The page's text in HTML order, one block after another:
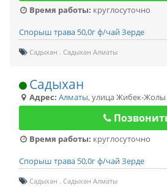
Время работы: круглосуточно
Спорыш трава 50,0г ф/чай Зерде
Садыхан Садыхан Алматы
Садыхан
Адрес: Алматы,улица Жибек-Жолы
Время работы: круглосуточно
Спорыш трава 50,0г ф/чай Зерде
Садыхан Садыхан Алматы